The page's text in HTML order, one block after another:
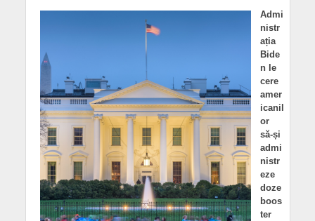
Admi
nistr
ația
Bide
n le
cere
amer
icanil
or
să-și
admi
nistr
eze
doze
boos
ter